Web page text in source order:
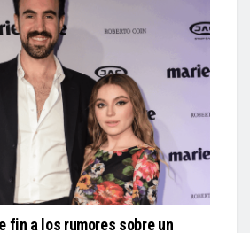
fin a los rumores sobre un